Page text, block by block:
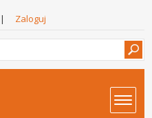
| Zaloguj